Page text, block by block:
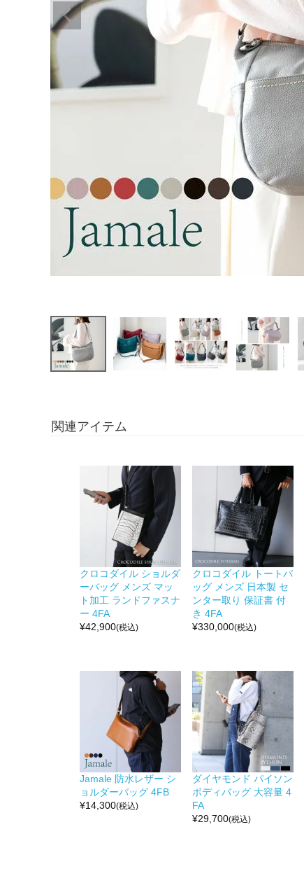
関連アイテム
クロコダイル ショルダ
ーバッグ メンズ マッ
ト加工 ランドファスナ
ー 4FA
¥42,900(税込)
クロコダイル トートバ
ッグ メンズ 日本製 セ
ンター取り 保証書 付
き 4FA
¥330,000(税込)
Jamale 防水レザー シ
ョルダーバッグ 4FB
¥14,300(税込)
ダイヤモンド パイソン
ボディバッグ 大容量 4
FA
¥29,700(税込)